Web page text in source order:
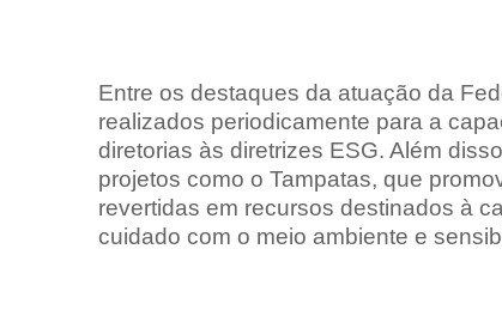
Entre os destaques da atuação da
realizados periodicamente para a
diretorias às diretrizes ESG. Além
projetos como o Tampatas, que
revertidas em recursos destinados à
cuidado com o meio ambiente e